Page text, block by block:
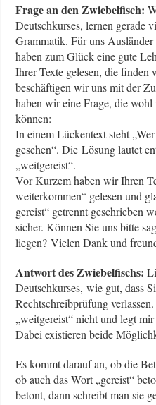
Frage an den Zwiebelfisch:
Deutschkurses, lernen gerade
Grammatik. Für uns
haben zum Glück eine gute
Ihrer Texte gelesen, die finden
beschäftigen wir uns mit der
haben wir eine Frage, die wohl
können:
In einem Lückentext steht
gesehen“. Die Lösung lautet
„weitgereist“.
Vor Kurzem haben wir Ihren
weiterkommen“ gelesen und
gereist“ getrennt geschrieben
sicher. Können Sie uns bitte
liegen? Vielen Dank und
Antwort des Zwiebelfischs:
Deutschkurses, wie gut, dass
Rechtschreibprüfung
„weitgereist“ nicht und legt
Dabei existieren beide
Es kommt darauf an, ob die
ob auch das Wort „gereist“
betont, dann schreibt man sie